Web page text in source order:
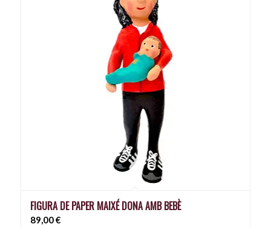
FIGURA DE PAPER MAIXÉ DONA AMB BEBÈ
89,00€